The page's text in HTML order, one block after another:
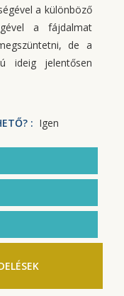
a különböző
a fájdalmat
de a
ideig jelentősen
: Igen